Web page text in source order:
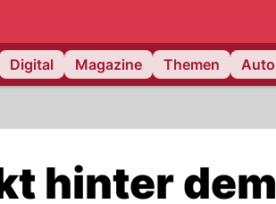
Digital Magazine Themen Auto
hinter dem